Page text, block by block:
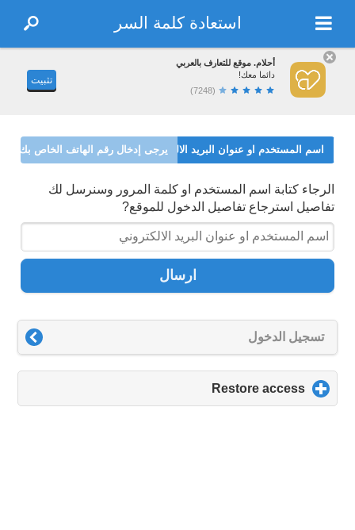
استعادة كلمة السر
أحلام. موقع للتعارف بالعربي
دائما معك!
(7248)
تثبيت
اسم المستخدم او عنوان البريد الالكترونييرجى إدخال رقم الهاتف الخاص بك
الرجاء كتابة اسم المستخدم او كلمة المرور وسنرسل لك
تفاصيل استرجاع تفاصيل الدخول للموقع?
ارسال
تسجيل الدخول
Restore access
to